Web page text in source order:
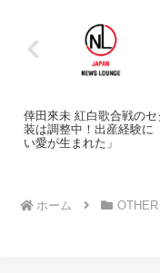
倖田來未 紅白歌合戦の
装は調整中！出産経験に
い愛が生まれた」
ホーム OTHER